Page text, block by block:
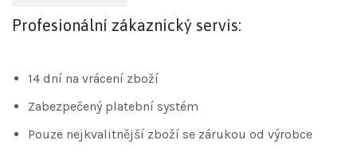
Profesionální zákaznický servis:
14 dní na vrácení zboží
Zabezpečený platební systém
Pouze nejkvalitnější zboží se zárukou od výrobce